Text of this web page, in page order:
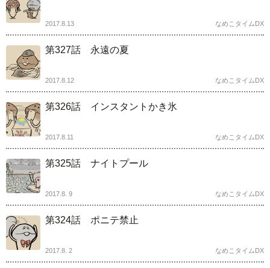
2017.8.13 なめこタイムDX
第327話 永遠の夏
2017.8.12 なめこタイムDX
第326話 インスタントかき氷
2017.8.11 なめこタイムDX
第325話 ナイトプール
2017.8. 9 なめこタイムDX
第324話 ポニテ禁止
2017.8. 2 なめこタイムDX